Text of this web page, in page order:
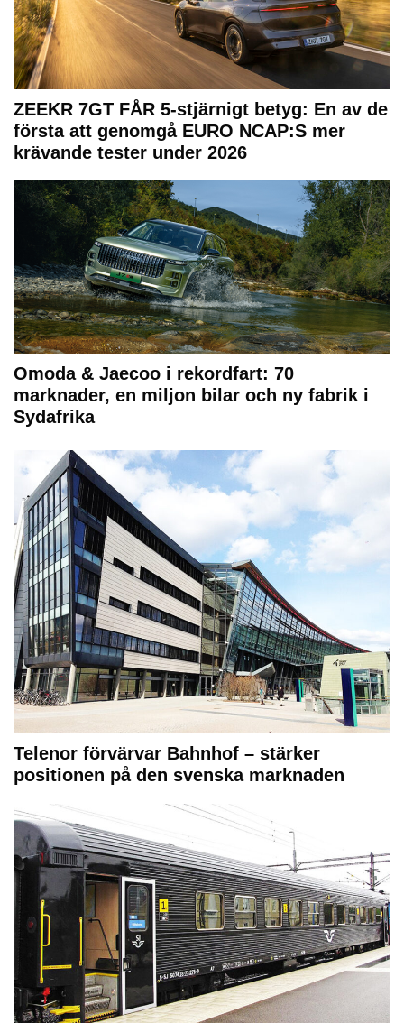
ZEEKR 7GT FÅR 5-stjärnigt betyg: En av de
första att genomgå EURO NCAP:S mer
krävande tester under 2026
Omoda & Jaecoo i rekordfart: 70
marknader, en miljon bilar och ny fabrik i
Sydafrika
Telenor förvärvar Bahnhof – stärker
positionen på den svenska marknaden